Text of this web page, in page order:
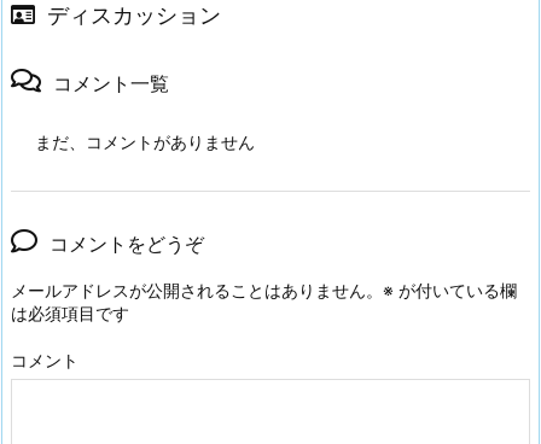
ディスカッション
コメント一覧
まだ、コメントがありません
コメントをどうぞ
メールアドレスが公開されることはありません。 ※ が付いている欄
は必須項目です
コメント